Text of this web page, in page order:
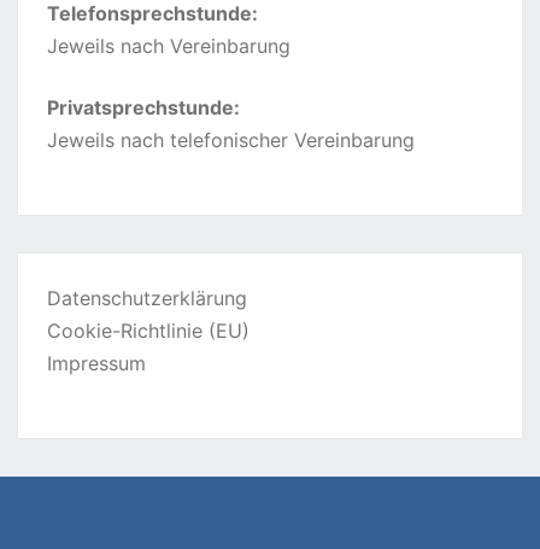
Telefonsprechstunde:
Jeweils nach Vereinbarung
Privatsprechstunde:
Jeweils nach telefonischer Vereinbarung
Datenschutzerklärung
Cookie-Richtlinie (EU)
Impressum